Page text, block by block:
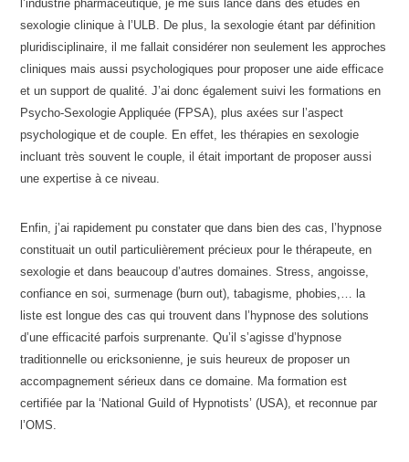
l’industrie pharmaceutique, je me suis lancé dans des études en
sexologie clinique à l’ULB. De plus, la sexologie étant par définition
pluridisciplinaire, il me fallait considérer non seulement les approches
cliniques mais aussi psychologiques pour proposer une aide efficace
et un support de qualité. J’ai donc également suivi les formations en
Psycho-Sexologie Appliquée (FPSA), plus axées sur l’aspect
psychologique et de couple. En effet, les thérapies en sexologie
incluant très souvent le couple, il était important de proposer aussi
une expertise à ce niveau.
Enfin, j’ai rapidement pu constater que dans bien des cas, l’hypnose
constituait un outil particulièrement précieux pour le thérapeute, en
sexologie et dans beaucoup d’autres domaines. Stress, angoisse,
confiance en soi, surmenage (burn out), tabagisme, phobies,… la
liste est longue des cas qui trouvent dans l’hypnose des solutions
d’une efficacité parfois surprenante. Qu’il s’agisse d’hypnose
traditionnelle ou ericksonienne, je suis heureux de proposer un
accompagnement sérieux dans ce domaine. Ma formation est
certifiée par la ‘National Guild of Hypnotists’ (USA), et reconnue par
l’OMS.